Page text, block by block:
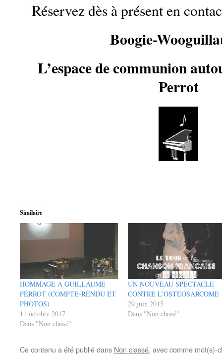
Réservez dès à présent en
Boogie-
L’espace de communion
Perrot
Similaire
HOMMAGE À GUILLAUME
PERROT (COMPTE-RENDU ET
PHOTOS)
11 octobre 2017
Dans "Non classé"
UN NOUVEAU SPECTACLE
CONTRE L’OSTEOSARCOME
29 juin 2015
Dans "Non classé"
Ce contenu a été publié dans Non classé, avec comme mot(s)-